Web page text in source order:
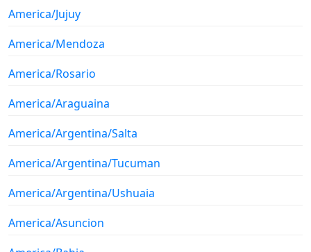
America/Jujuy
America/Mendoza
America/Rosario
America/Araguaina
America/Argentina/Salta
America/Argentina/Tucuman
America/Argentina/Ushuaia
America/Asuncion